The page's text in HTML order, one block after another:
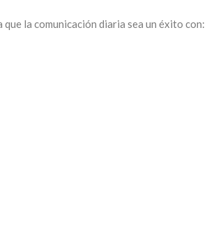
la comunicación diaria sea un éxito con: